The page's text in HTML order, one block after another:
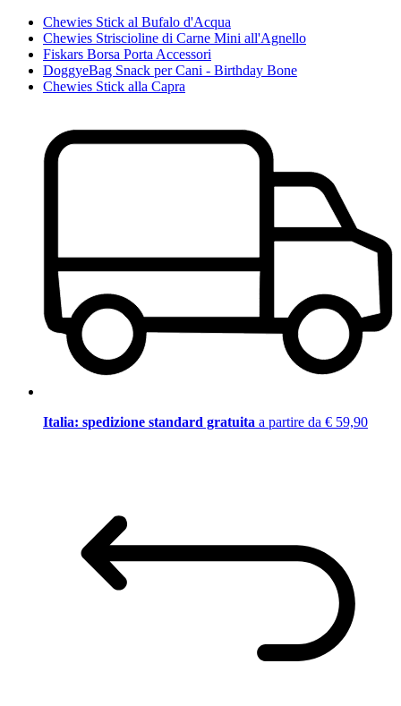
Chewies Stick al Bufalo d'Acqua
Chewies Striscioline di Carne Mini all'Agnello
Fiskars Borsa Porta Accessori
DoggyeBag Snack per Cani - Birthday Bone
Chewies Stick alla Capra
Italia: spedizione standard gratuita a partire da € 59,90